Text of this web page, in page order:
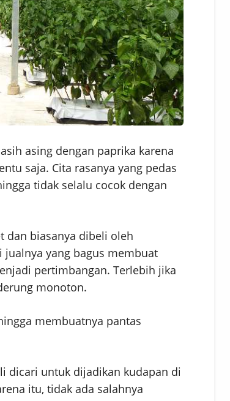
asing dengan paprika karena
saja. Cita rasanya yang pedas
tidak selalu cocok dengan
dan biasanya dibeli oleh
jualnya yang bagus membuat
pertimbangan. Terlebih jika
monoton.
membuatnya pantas
dicari untuk dijadikan kudapan di
itu, tidak ada salahnya